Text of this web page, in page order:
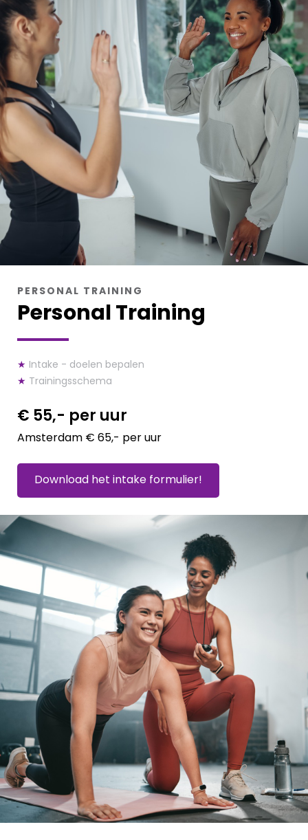
PERSONAL TRAINING
Personal Training
★ Intake - doelen bepalen
★ Trainingsschema
€ 55,- per uur
Amsterdam € 65,- per uur
Download het intake formulier!